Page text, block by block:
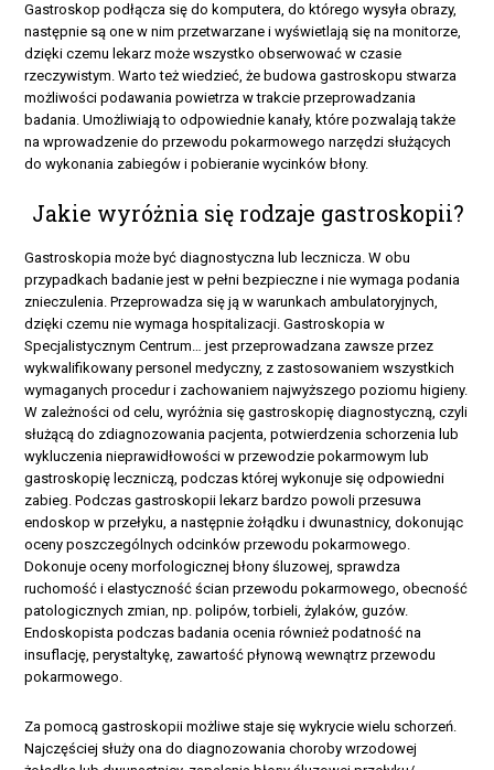
Gastroskop podłącza się do komputera, do którego wysyła obrazy,
następnie są one w nim przetwarzane i wyświetlają się na monitorze,
dzięki czemu lekarz może wszystko obserwować w czasie
rzeczywistym. Warto też wiedzieć, że budowa gastroskopu stwarza
możliwości podawania powietrza w trakcie przeprowadzania
badania. Umożliwiają to odpowiednie kanały, które pozwalają także
na wprowadzenie do przewodu pokarmowego narzędzi służących
do wykonania zabiegów i pobieranie wycinków błony.
Jakie wyróżnia się rodzaje gastroskopii?
Gastroskopia może być diagnostyczna lub lecznicza. W obu
przypadkach badanie jest w pełni bezpieczne i nie wymaga podania
znieczulenia. Przeprowadza się ją w warunkach ambulatoryjnych,
dzięki czemu nie wymaga hospitalizacji. Gastroskopia w
Specjalistycznym Centrum… jest przeprowadzana zawsze przez
wykwalifikowany personel medyczny, z zastosowaniem wszystkich
wymaganych procedur i zachowaniem najwyższego poziomu higieny.
W zależności od celu, wyróżnia się gastroskopię diagnostyczną, czyli
służącą do zdiagnozowania pacjenta, potwierdzenia schorzenia lub
wykluczenia nieprawidłowości w przewodzie pokarmowym lub
gastroskopię leczniczą, podczas której wykonuje się odpowiedni
zabieg. Podczas gastroskopii lekarz bardzo powoli przesuwa
endoskop w przełyku, a następnie żołądku i dwunastnicy, dokonując
oceny poszczególnych odcinków przewodu pokarmowego.
Dokonuje oceny morfologicznej błony śluzowej, sprawdza
ruchomość i elastyczność ścian przewodu pokarmowego, obecność
patologicznych zmian, np. polipów, torbieli, żylaków, guzów.
Endoskopista podczas badania ocenia również podatność na
insuflację, perystaltykę, zawartość płynową wewnątrz przewodu
pokarmowego.
Za pomocą gastroskopii możliwe staje się wykrycie wielu schorzeń.
Najczęściej służy ona do diagnozowania choroby wrzodowej